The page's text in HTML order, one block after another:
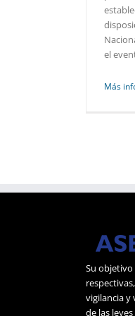
el
Más
Su objetivo
vigilancia y
de las